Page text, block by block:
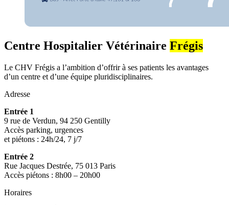
Centre Hospitalier Vétérinaire Frégis
Le CHV Frégis a l’ambition d’offrir à ses patients les avantages
d’un centre et d’une équipe pluridisciplinaires.
Adresse
Entrée 1
9 rue de Verdun, 94 250 Gentilly
Accès parking, urgences
et piétons : 24h/24, 7 j/7
Entrée 2
Rue Jacques Destrée, 75 013 Paris
Accès piétons : 8h00 – 20h00
Horaires